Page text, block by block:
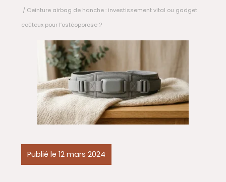
/ Ceinture airbag de hanche : investissement vital ou gadget
coûteux pour l’ostéoporose ?
Publié le 12 mars 2024